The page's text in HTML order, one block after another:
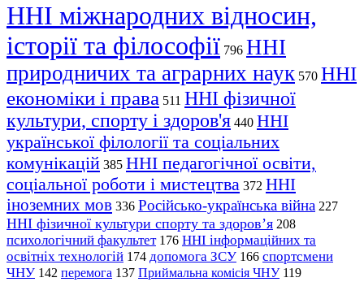
ННІ міжнародних відносин,
історії та філософії 796 ННІ
природничих та аграрних наук 570 ННІ
економіки і права 511 ННІ фізичної
культури, спорту і здоров'я 440 ННІ
української філології та соціальних
комунікацій 385 ННІ педагогічної освіти,
соціальної роботи і мистецтва 372 ННІ
іноземних мов 336 Російсько-українська війна 227
ННІ фізичної культури спорту та здоров’я 208
психологічний факультет 176 ННІ інформаційних та
освітніх технологій 174 допомога ЗСУ 166 спортсмени
ЧНУ 142 перемога 137 Приймальна комісія ЧНУ 119